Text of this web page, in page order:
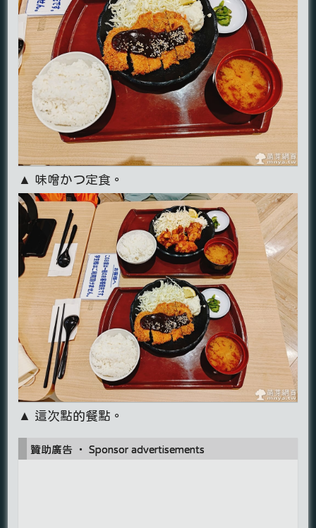
▲ 味噌かつ定食。
▲ 這次點的餐點。
贊助廣告 ‧ Sponsor advertisements